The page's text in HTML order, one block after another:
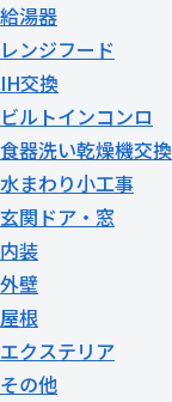
給湯器
レンジフード
IH交換
ビルトインコンロ
食器洗い乾燥機交換
水まわり小工事
玄関ドア・窓
内装
外壁
屋根
エクステリア
その他